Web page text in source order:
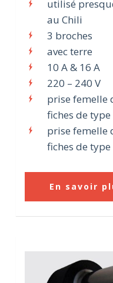
utilisé
au Chili
3 broches
avec terre
10 A & 16 A
220 – 240 V
prise femelle
fiches de type
prise femelle
fiches de type
En savoir